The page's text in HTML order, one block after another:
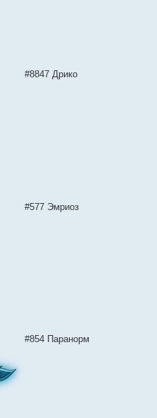
#8847 Дрико
#577 Эмриоз
#854 Паранорм